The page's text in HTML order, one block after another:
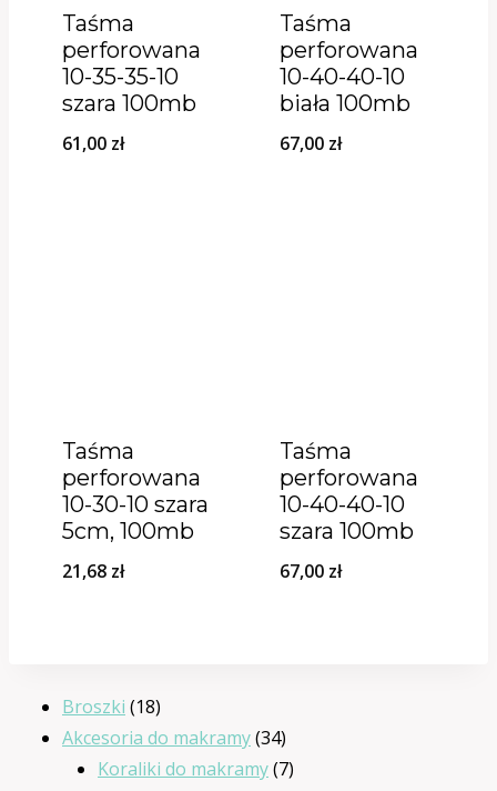
Taśma
perforowana
10-35-35-10
szara 100mb
61,00 zł
Taśma
perforowana
10-40-40-10
biała 100mb
67,00 zł
Taśma
perforowana
10-30-10 szara
5cm, 100mb
21,68 zł
Taśma
perforowana
10-40-40-10
szara 100mb
67,00 zł
Broszki 1818
produktów
Akcesoria do makramy 3434
produkty
Koraliki do makramy 77